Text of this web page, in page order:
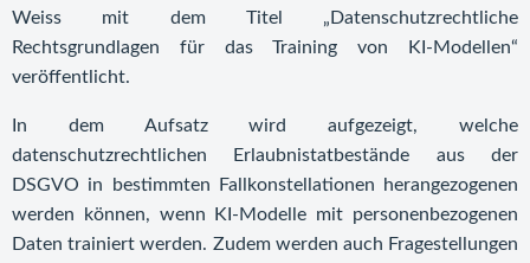
Weiss mit dem Titel „Datenschutzrechtliche
Rechtsgrundlagen für das Training von KI-Modellen“
veröffentlicht.
In dem Aufsatz wird aufgezeigt, welche
datenschutzrechtlichen Erlaubnistatbestände aus der
DSGVO in bestimmten Fallkonstellationen herangezogenen
werden können, wenn KI-Modelle mit personenbezogenen
Daten trainiert werden. Zudem werden auch Fragestellungen